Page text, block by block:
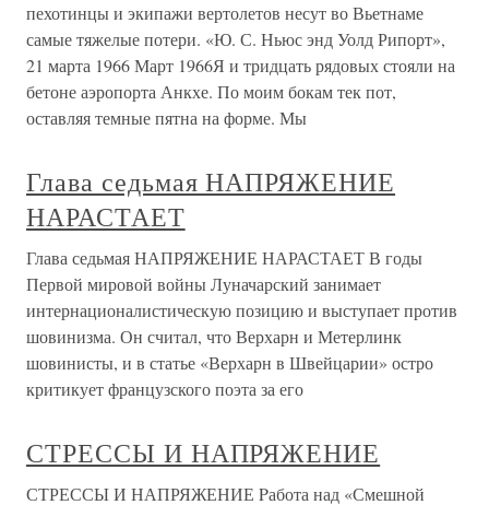
пехотинцы и экипажи вертолетов несут во Вьетнаме
самые тяжелые потери. «Ю. С. Ньюс энд Уолд Рипорт»,
21 марта 1966 Март 1966Я и тридцать рядовых стояли на
бетоне аэропорта Анкхе. По моим бокам тек пот,
оставляя темные пятна на форме. Мы
Глава седьмая НАПРЯЖЕНИЕ
НАРАСТАЕТ
Глава седьмая НАПРЯЖЕНИЕ НАРАСТАЕТ В годы
Первой мировой войны Луначарский занимает
интернационалистическую позицию и выступает против
шовинизма. Он считал, что Верхарн и Метерлинк
шовинисты, и в статье «Верхарн в Швейцарии» остро
критикует французского поэта за его
СТРЕССЫ И НАПРЯЖЕНИЕ
СТРЕССЫ И НАПРЯЖЕНИЕ Pабота над «Смешной